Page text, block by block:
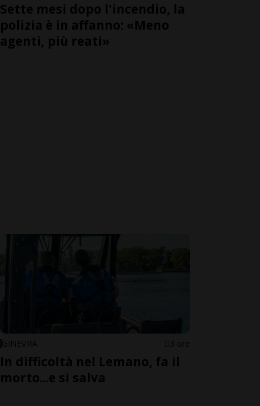
Sette mesi dopo l'incendio, la
polizia è in affanno: «Meno
agenti, più reati»
GINEVRA 3 ore
In difficoltà nel Lemano, fa il
morto...e si salva